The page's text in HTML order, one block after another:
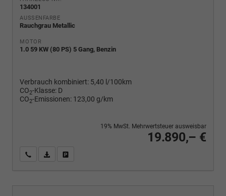
134001
AUSSENFARBE
Rauchgrau Metallic
MOTOR
1.0 59 KW (80 PS) 5 Gang, Benzin
Verbrauch kombiniert: 5,40 l/100km
CO2-Klasse: D
CO2-Emissionen: 123,00 g/km
19.890,– €
19% MwSt. Mehrwertsteuer ausweisbar
Wir rufen Sie anPDF-Fahrzeugexposé drucken